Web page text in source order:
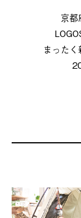
京都
まった